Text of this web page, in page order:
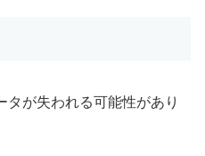
が失われる可能性があり